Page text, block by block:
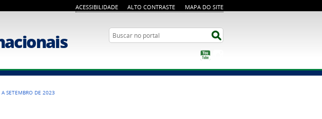
ACESSIBILIDADE ALTO CONTRASTE MAPA DO SITE
Busca
SETEMBRO DE 2023